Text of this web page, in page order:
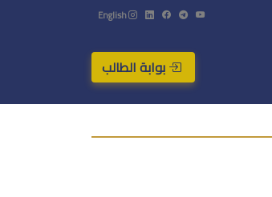
English
بوابة الطالب